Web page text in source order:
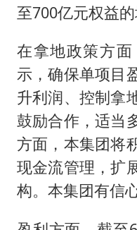
至700亿元权益的
在拿地政策方
示，确保单项目
升利润、控制拿
鼓励合作，适当
方面，本集团将
现金流管理，扩
构。本集团有信